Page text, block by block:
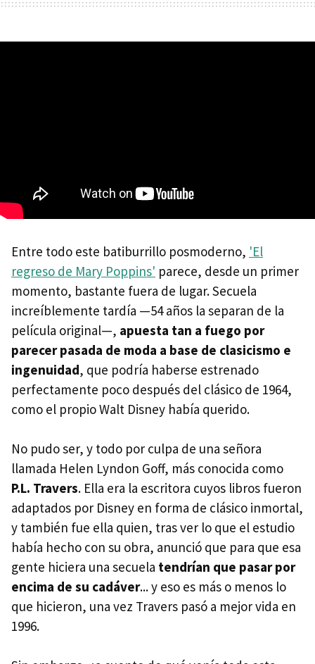
Entre todo este batiburrillo posmoderno, 'El
regreso de Mary Poppins' parece, desde un primer
momento, bastante fuera de lugar. Secuela
increíblemente tardía —54 años la separan de la
película original—, apuesta tan a fuego por
parecer pasada de moda a base de clasicismo e
ingenuidad, que podría haberse estrenado
perfectamente poco después del clásico de 1964,
como el propio Walt Disney había querido.
No pudo ser, y todo por culpa de una señora
llamada Helen Lyndon Goff, más conocida como
P.L. Travers. Ella era la escritora cuyos libros fueron
adaptados por Disney en forma de clásico inmortal,
y también fue ella quien, tras ver lo que el estudio
había hecho con su obra, anunció que para que esa
gente hiciera una secuela tendrían que pasar por
encima de su cadáver... y eso es más o menos lo
que hicieron, una vez Travers pasó a mejor vida en
1996.